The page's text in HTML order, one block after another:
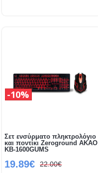
Σετ ενσύρματο πληκτρολόγιο
και ποντίκι Zeroground AKAO
KB-1600GUMS
19.89€ 22.00€
10%